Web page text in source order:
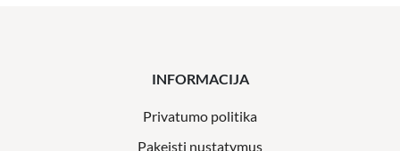
INFORMACIJA
Privatumo politika
Pakeisti nustatymus